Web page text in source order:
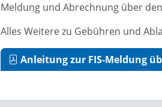
Meldung und Abrechnung über
Alles Weitere zu Gebühren und
Anleitung zur FIS-Meldung